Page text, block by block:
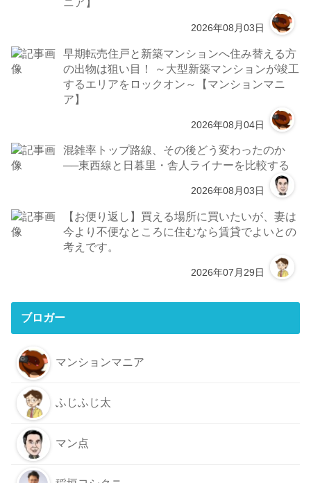
2026年08月03日
早期転売住戸と新築マンションへ住み替える方
の出物は狙い目！ ～大型新築マンションが竣工
するエリアをロックオン～【マンションマニ
ア】
2026年08月04日
混雑率トップ路線、その後どう変わったのか
──東西線と日暮里・舎人ライナーを比較する
2026年08月03日
【お便り返し】買える場所に買いたいが、妻は
今より不便なところに住むなら賃貸でよいとの
考えです。
2026年07月29日
ブロガー
マンションマニア
ふじふじ太
マン点